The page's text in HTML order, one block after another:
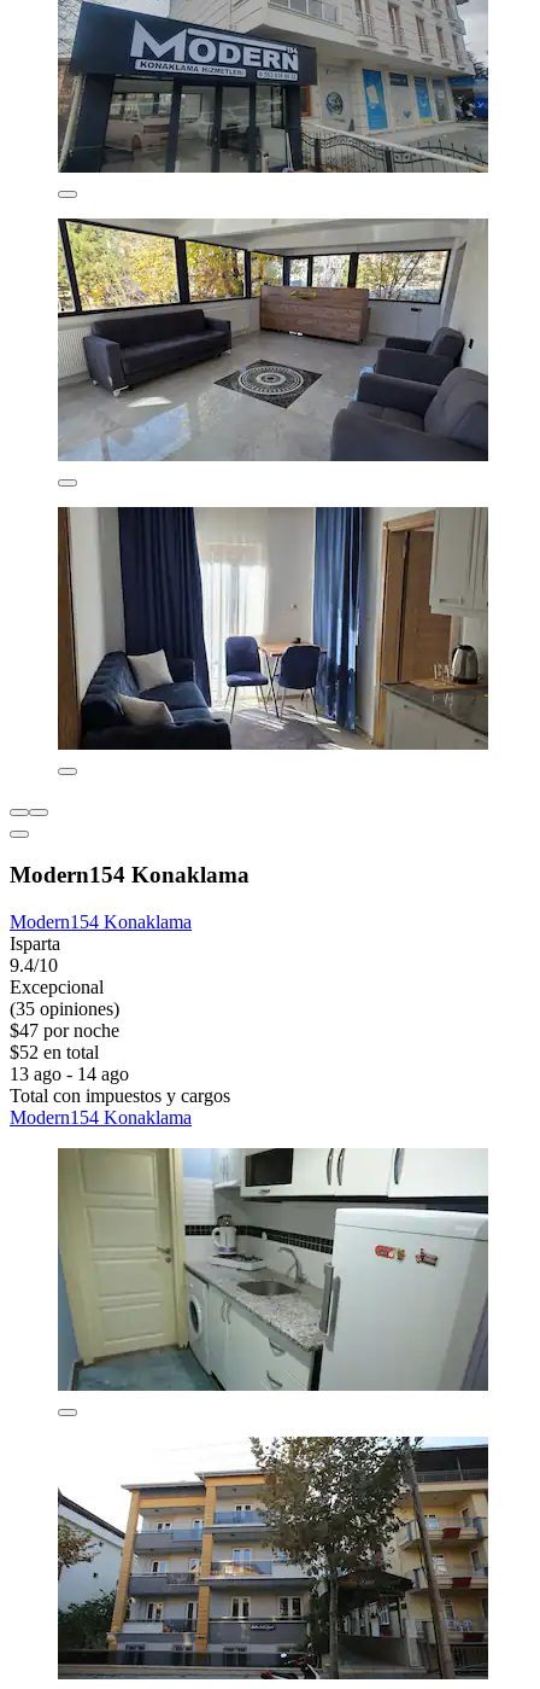
Modern154 Konaklama
Modern154 Konaklama
Isparta
9.4/10
Excepcional
(35 opiniones)
$47 por noche
$52 en total
13 ago - 14 ago
Total con impuestos y cargos
Modern154 Konaklama